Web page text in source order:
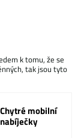
k tomu, že se
tak jsou tyto
Chytré mobilní
nabíječky